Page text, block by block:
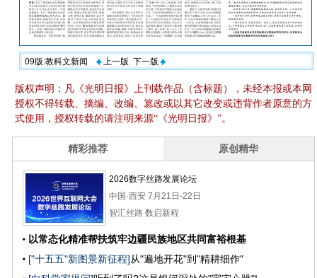
09版:教科文新闻 上一版 下一版
版权声明：凡《光明日报》上刊载作品（含标题），未经本报或本网
授权不得转载、摘编、改编、篡改或以其它改变或违背作者原意的方
式使用，授权转载的请注明来源“《光明日报》”。